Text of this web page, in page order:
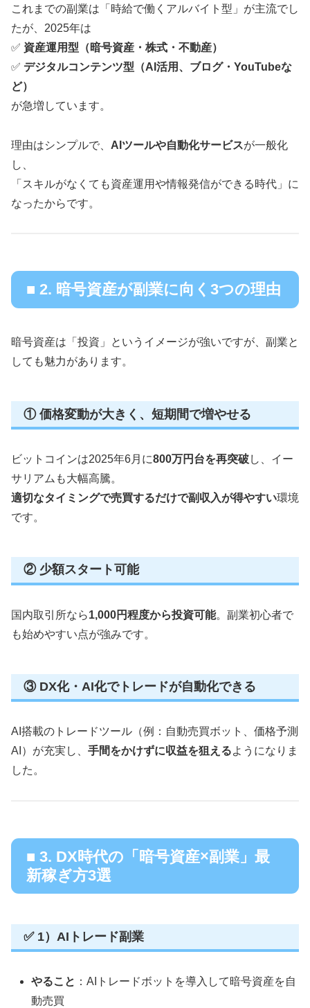
これまでの副業は「時給で働くアルバイト型」が主流でし
たが、2025年は
✅ 資産運用型（暗号資産・株式・不動産）
✅ デジタルコンテンツ型（AI活用、ブログ・YouTubeな
ど）
が急増しています。
理由はシンプルで、 AIツールや自動化サービスが一般化
し、
「スキルがなくても資産運用や情報発信ができる時代」に
なったからです。
■ 2. 暗号資産が副業に向く3つの理由
暗号資産は「投資」というイメージが強いですが、副業と
しても魅力があります。
① 価格変動が大きく、短期間で増やせる
ビットコインは2025年6月に800万円台を再突破し、イー
サリアムも大幅高騰。
適切なタイミングで売買するだけで副収入が得やすい環境
です。
② 少額スタート可能
国内取引所なら1,000円程度から投資可能。副業初心者で
も始めやすい点が強みです。
③ DX化・AI化でトレードが自動化できる
AI搭載のトレードツール（例：自動売買ボット、価格予測
AI）が充実し、 手間をかけずに収益を狙えるようになりま
した。
■ 3. DX時代の「暗号資産×副業」最
新稼ぎ方3選
✅ 1）AIトレード副業
やること ：AIトレードボットを導入して暗号資産を自
動売買